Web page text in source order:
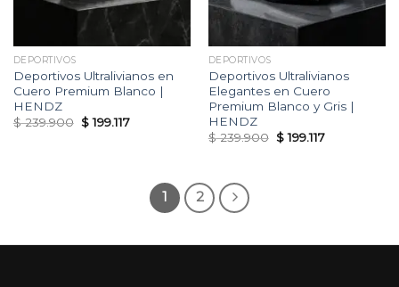
DEPORTIVOS
Deportivos Ultralivianos en
Cuero Premium Blanco |
HENDZ
$239.900 Original
price
$199.117Current
DEPORTIVOS
Deportivos Ultralivianos
Elegantes en Cuero
Premium Blanco y Gris |
HENDZ
$239.900 Original
price
$199.117Current
1 2